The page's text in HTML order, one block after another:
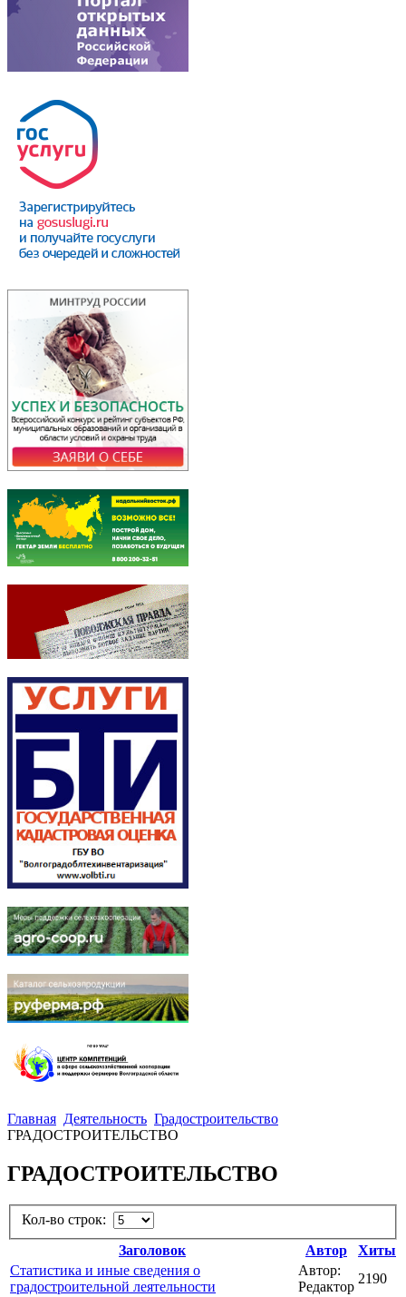
Главная Деятельность Градостроительство
ГРАДОСТРОИТЕЛЬСТВО
ГРАДОСТРОИТЕЛЬСТВО
Кол-во строк:
Заголовок
Автор
Хиты
Статистика и иные сведения о
градостроительной леятельности
Автор:
Редактор
2190